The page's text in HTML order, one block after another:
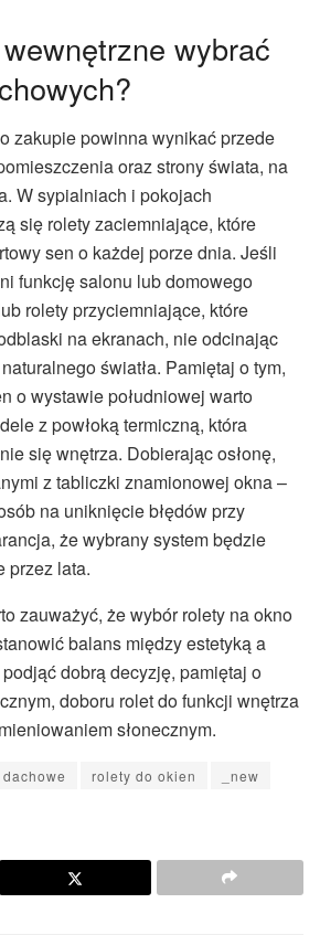
wybrać
zakupie powinna wynikać przede
oraz strony świata, na
W sypialniach i pokojach
się rolety zaciemniające, które
sen o każdej porze dnia. Jeśli
funkcję salonu lub domowego
rolety przyciemniające, które
na ekranach, nie odcinając
światła. Pamiętaj o tym,
o wystawie południowej warto
z powłoką termiczną, która
się wnętrza. Dobierając osłonę,
z tabliczki znamionowej okna –
na uniknięcie błędów przy
że wybrany system będzie
przez lata.
zauważyć, że wybór rolety na okno
balans między estetyką a
dobrą decyzję, pamiętaj o
doboru rolet do funkcji wnętrza
słonecznym.
rolety do okien
_new